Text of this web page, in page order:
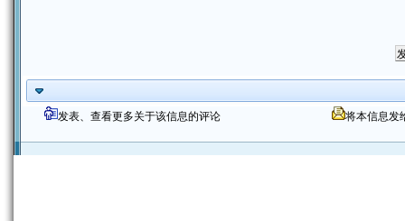
发表、查看更多关于该信息的评论 将本信息发